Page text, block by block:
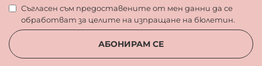
Съгласен съм предоставените от мен данни да се
обработват за целите на изпращане на бюлетин.
АБОНИРАМ СЕ